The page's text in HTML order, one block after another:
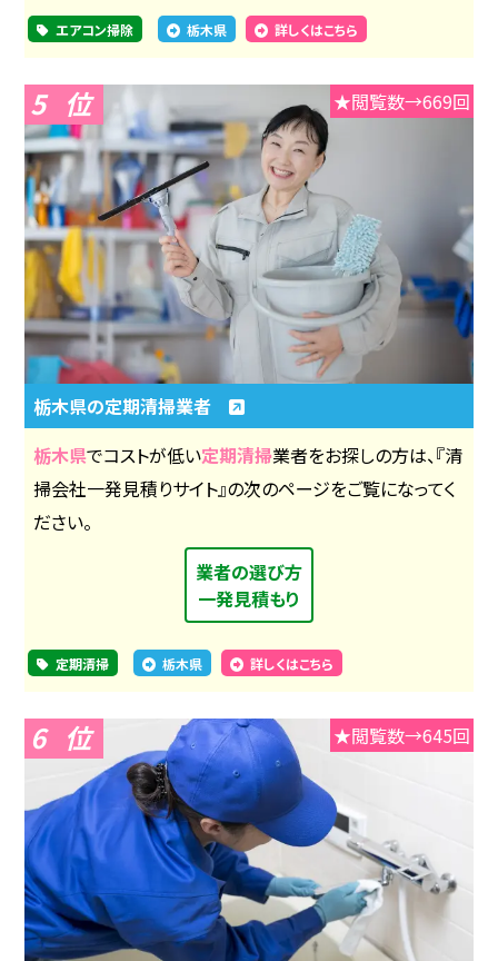
エアコン掃除 栃木県 詳しくはこちら
5 ★閲覧数→669回
栃木県の定期清掃業者
栃木県でコストが低い定期清掃業者をお探しの方は、『清
掃会社一発見積りサイト』の次のページをご覧になってく
ださい。
業者の選び方
一発見積もり
定期清掃 栃木県 詳しくはこちら
6 ★閲覧数→645回